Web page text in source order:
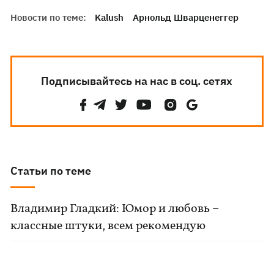
Новости по теме: Kalush Арнольд Шварценеггер
Подписывайтесь на нас в соц. сетях
Статьи по теме
Владимир Гладкий: Юмор и любовь –
классные штуки, всем рекомендую